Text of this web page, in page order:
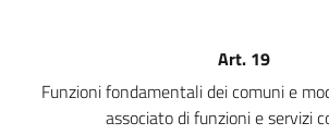
Titolo IV
Razionalizzazione e riduzione della
territoriali
Art. 19
Funzioni fondamentali dei comuni e
associato di funzioni e servizi